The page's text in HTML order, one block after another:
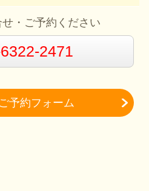
・ご予約ください
2471
予約フォーム